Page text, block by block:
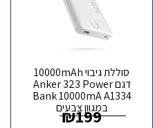
סוללת גיבוי 10000mAh
דגם Anker 323 Power
Bank 10000mA A1334
במגוון צבעים
₪199